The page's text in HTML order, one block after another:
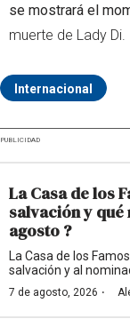
se mostrará el
muerte de Lady Di.
Internacional
PUBLICIDAD
La Casa de los
salvación y qué
agosto ?
La Casa de los
salvación y al
7 de agosto, 2026 ·